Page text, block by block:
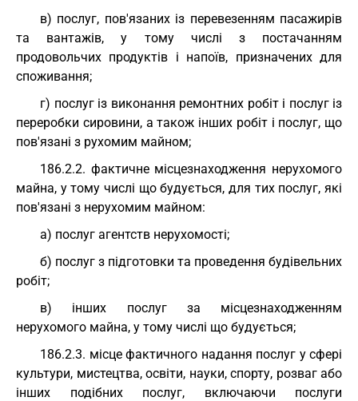
в) послуг, пов'язаних із перевезенням пасажирів
та вантажів, у тому числі з постачанням
продовольчих продуктів і напоїв, призначених для
споживання;
г) послуг із виконання ремонтних робіт і послуг із
переробки сировини, а також інших робіт і послуг, що
пов'язані з рухомим майном;
186.2.2. фактичне місцезнаходження нерухомого
майна, у тому числі що будується, для тих послуг, які
пов'язані з нерухомим майном:
а) послуг агентств нерухомості;
б) послуг з підготовки та проведення будівельних
робіт;
в) інших послуг за місцезнаходженням
нерухомого майна, у тому числі що будується;
186.2.3. місце фактичного надання послуг у сфері
культури, мистецтва, освіти, науки, спорту, розваг або
інших подібних послуг, включаючи послуги